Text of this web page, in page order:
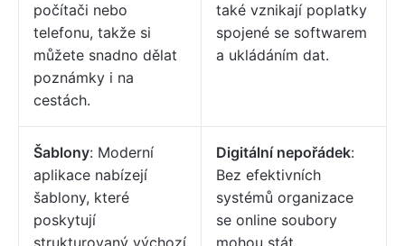
počítači nebo
telefonu, takže si
můžete snadno dělat
poznámky i na
cestách.
také vznikají poplatky
spojené se softwarem
a ukládáním dat.
Šablony: Moderní
aplikace nabízejí
šablony, které
poskytují
Digitální nepořádek:
Bez efektivních
systémů organizace
se online soubory